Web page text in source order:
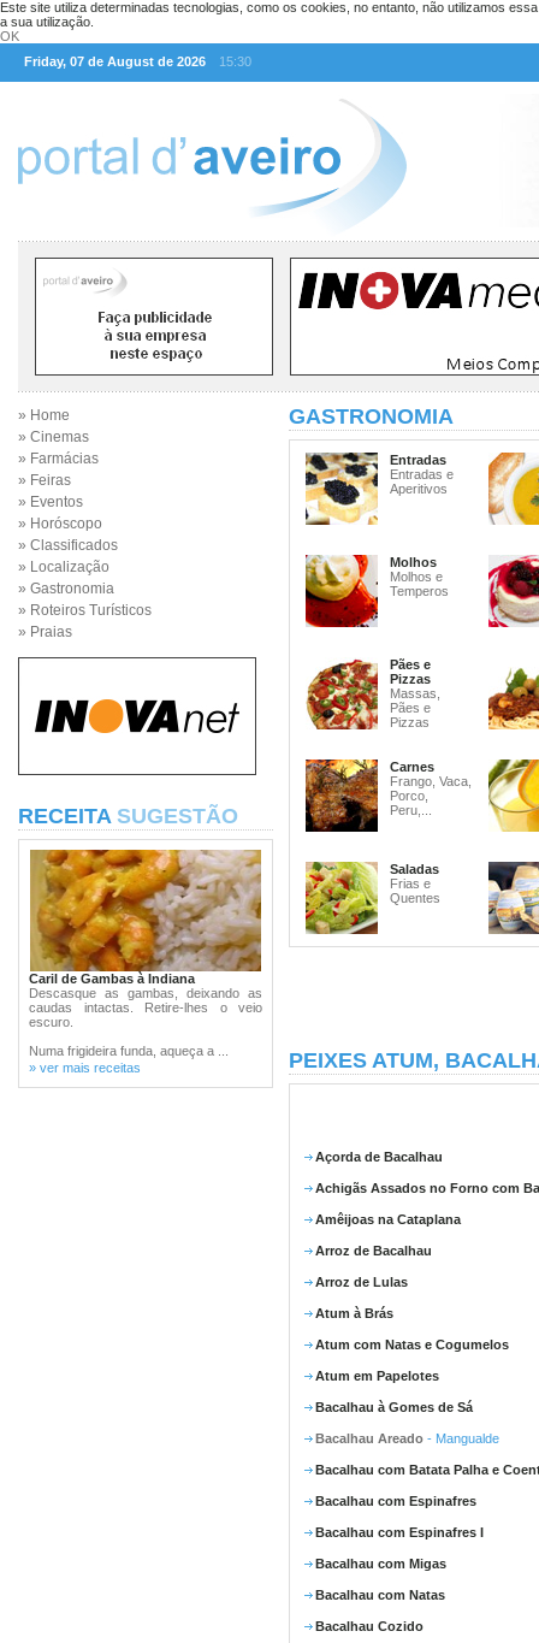
Este site utiliza determinadas tecnologias, como os cookies, no entanto, não utilizamos
a sua utilização.
OK
Friday, 07 de August de 2026
15:30
» Home
» Cinemas
» Farmácias
» Feiras
» Eventos
» Horóscopo
» Classificados
» Localização
» Gastronomia
» Roteiros Turísticos
» Praias
RECEITA SUGESTÃO
Caril de Gambas à Indiana
Descasque as gambas, deixando as
caudas intactas. Retire-lhes o veio
escuro.
Numa frigideira funda, aqueça a ...
» ver mais receitas
GASTRONOMIA
Entradas
Entradas e
Aperitivos
Molhos
Molhos e
Temperos
Pães e
Pizzas
Massas,
Pães e
Pizzas
Carnes
Frango, Vaca,
Porco,
Peru,...
Saladas
Frias e
Quentes
PEIXES ATUM,
Açorda de Bacalhau
Achigãs Assados no Forno com
Amêijoas na Cataplana
Arroz de Bacalhau
Arroz de Lulas
Atum à Brás
Atum com Natas e Cogumelos
Atum em Papelotes
Bacalhau à Gomes de Sá
Bacalhau Areado - Mangualde
Bacalhau com Batata Palha e
Bacalhau com Espinafres
Bacalhau com Espinafres I
Bacalhau com Migas
Bacalhau com Natas
Bacalhau Cozido